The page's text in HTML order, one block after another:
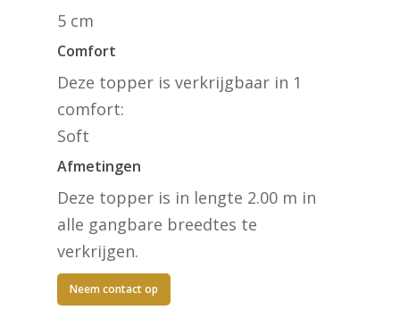
5 cm
Comfort
Deze topper is verkrijgbaar in 1
comfort:
Soft
Afmetingen
Deze topper is in lengte 2.00 m in
alle gangbare breedtes te
verkrijgen.
Neem contact op